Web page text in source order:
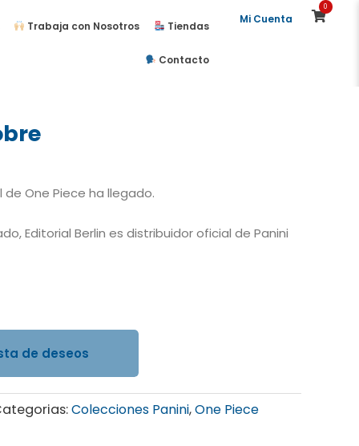
Trabaja con Nosotros Tiendas
Contacto
Mi Cuenta
0
One Piece ha llegado.
Editorial Berlin es distribuidor oficial de Panini
de deseos
Colecciones Panini,One Piece